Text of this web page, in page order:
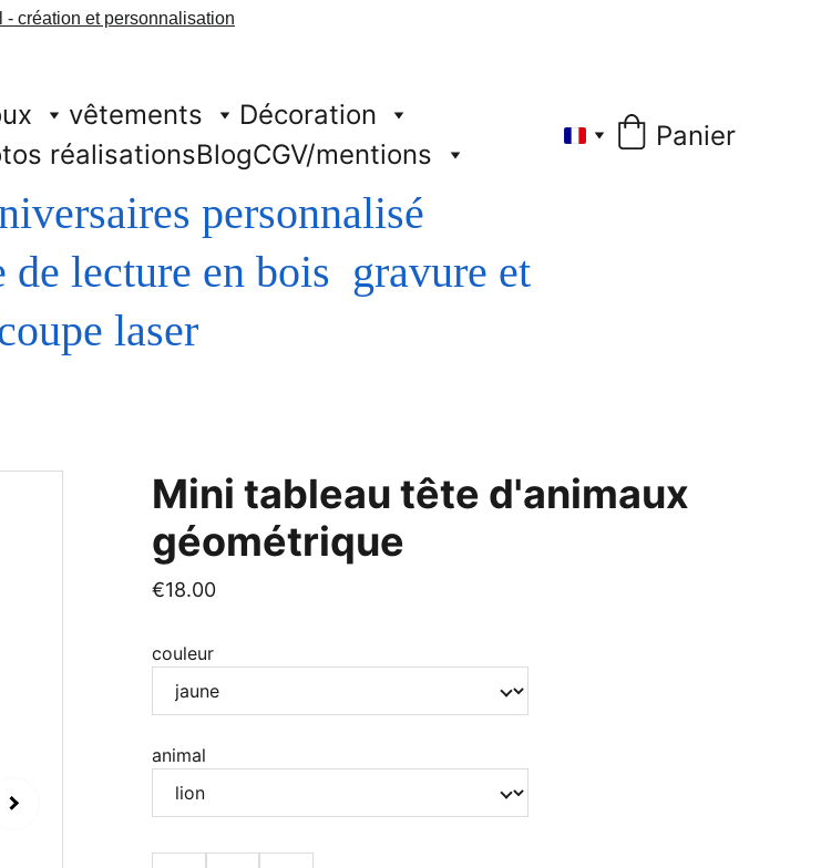
vêtements
Décoration
réalisationsBlogCGV/mentions
Panier
personnalisé
laser
Mini tableau tête d'animaux
géométrique
€18.00
couleur
animal